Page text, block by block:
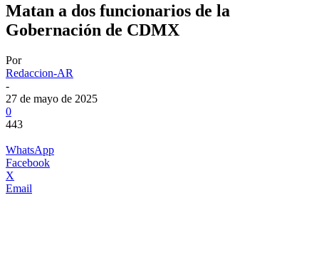
Matan a dos funcionarios de la
Gobernación de CDMX
Por
Redaccion-AR
-
27 de mayo de 2025
0
443
WhatsApp
Facebook
X
Email